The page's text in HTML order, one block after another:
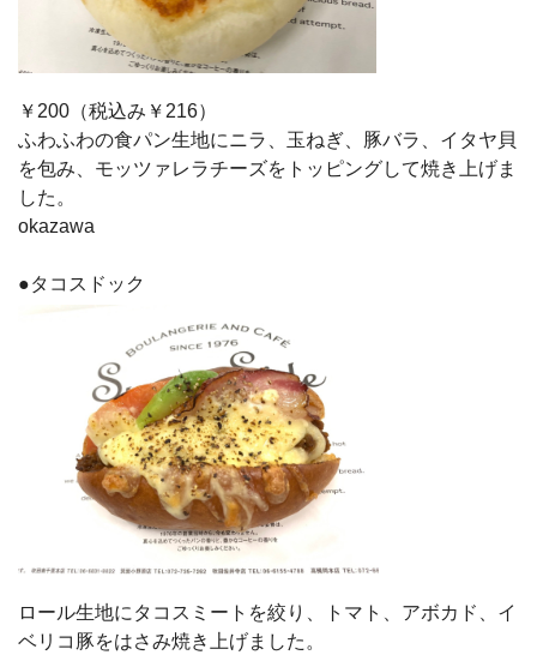
￥200（税込み￥216）
ふわふわの食パン生地にニラ、玉ねぎ、豚バラ、イタヤ貝
を包み、モッツァレラチーズをトッピングして焼き上げま
した。
okazawa
●タコスドック
ロール生地にタコスミートを絞り、トマト、アボカド、イ
ベリコ豚をはさみ焼き上げました。